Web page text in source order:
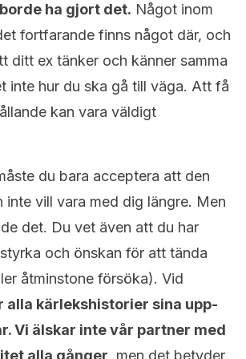
ha gjort det. Något inom
fortfarande finns något där, och
ditt ex tänker och känner samma
inte hur du ska gå till väga. Att få
kan vara väldigt
du bara acceptera att den
inte vill vara med dig längre. Men
det. Du vet även att du har
och önskan för att tända
åtminstone försöka). Vid
alla kärlekshistorier sina upp-
Vi älskar inte vår partner med
alla gånger, men det betyder